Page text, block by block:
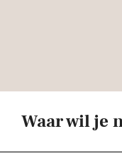
Waar wil je